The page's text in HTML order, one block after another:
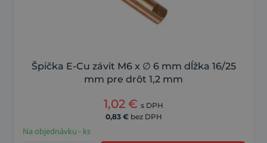
Špička E-Cu závit M6 x ∅ 6 mm dĺžka 16/25
mm pre drôt 1,2 mm
1,02 € s DPH
0,83 € bez DPH
Na objednávku - ks